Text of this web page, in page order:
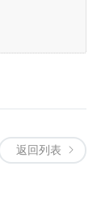
返回列表